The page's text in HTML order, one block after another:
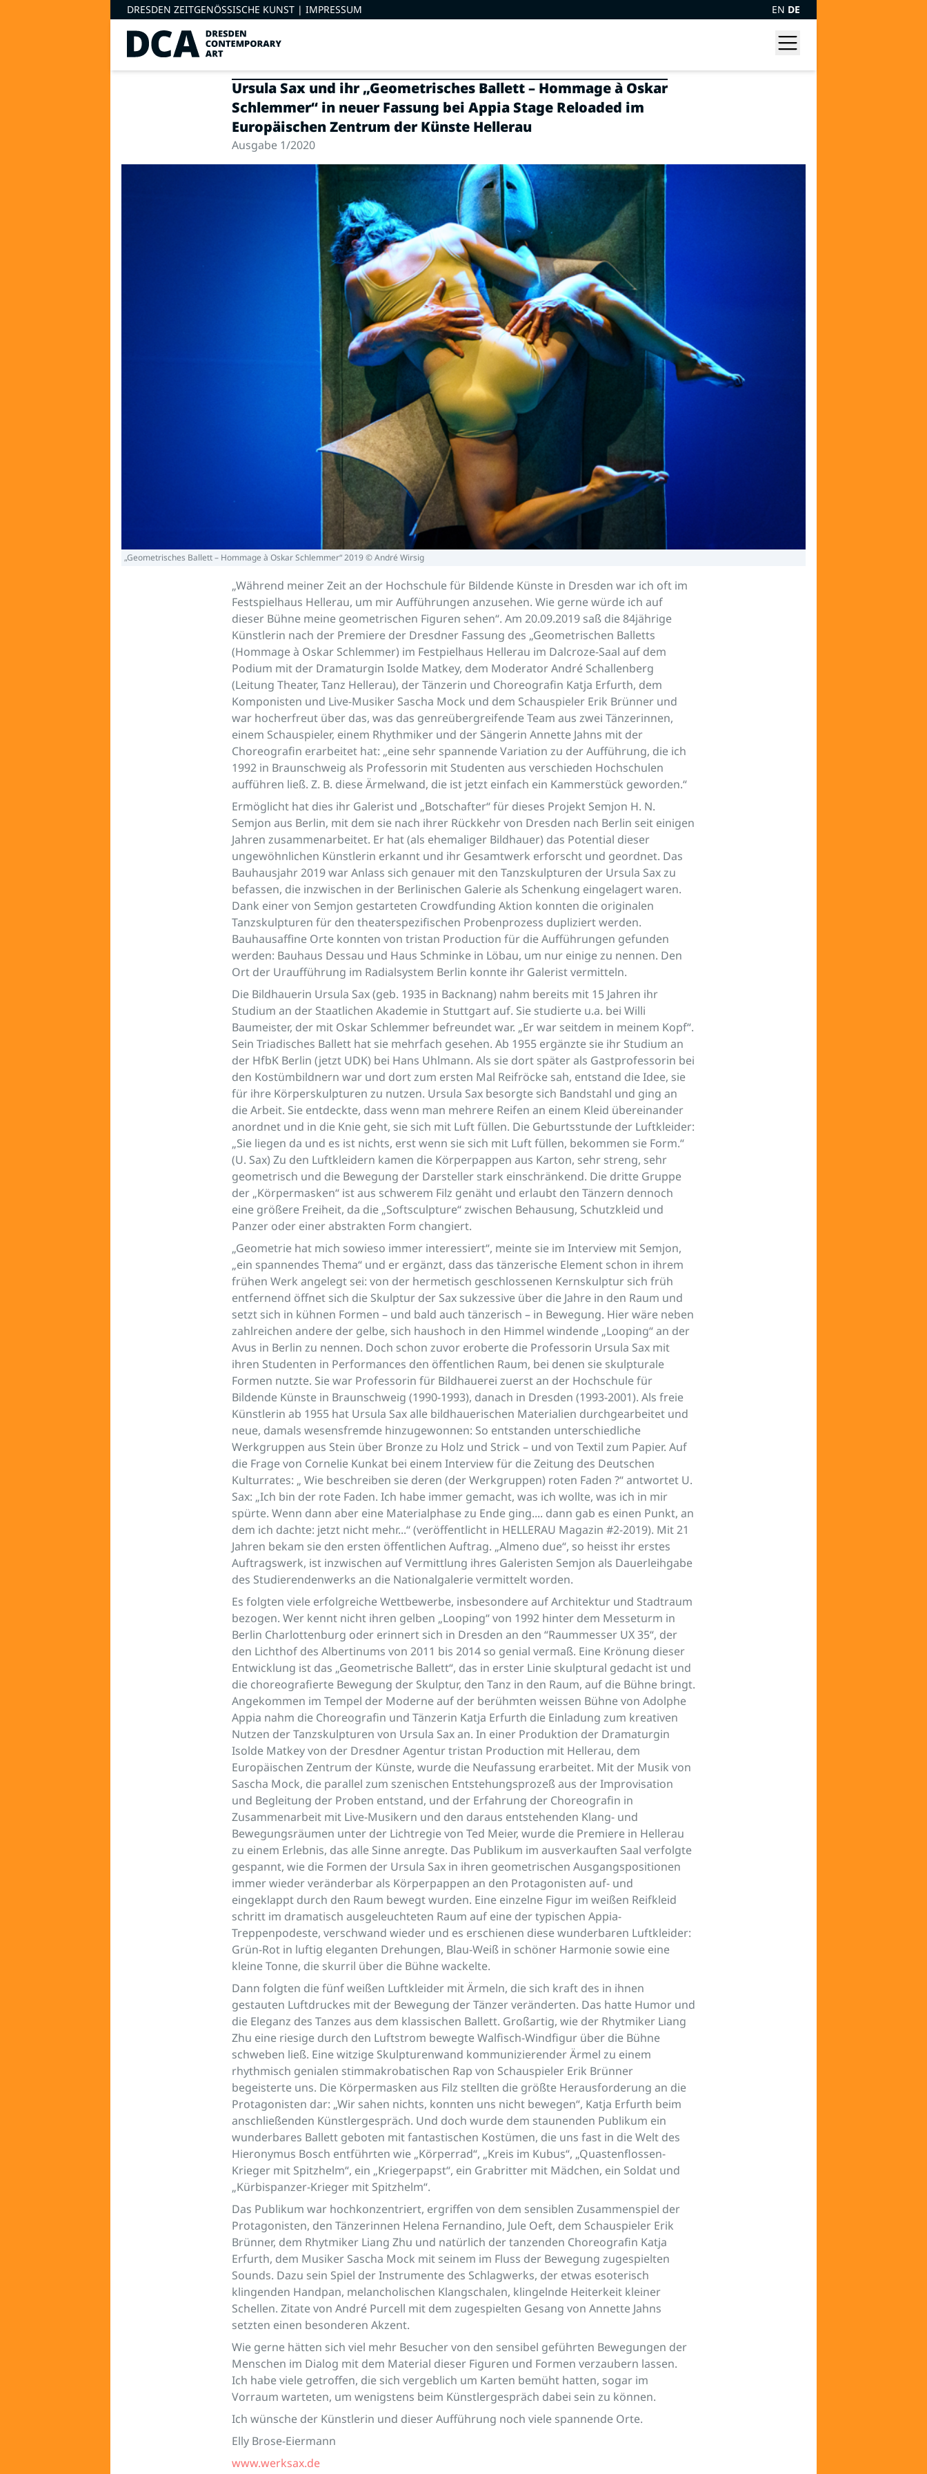
DRESDEN ZEITGENÖSSISCHE KUNST | IMPRESSUM EN DE
Ursula Sax und ihr „Geometrisches Ballett – Hommage à Oskar
Schlemmer“ in neuer Fassung bei Appia Stage Reloaded im
Europäischen Zentrum der Künste Hellerau
Ausgabe 1/2020
„Geometrisches Ballett – Hommage à Oskar Schlemmer“ 2019 © André Wirsig
„Während meiner Zeit an der Hochschule für Bildende Künste in Dresden war ich oft im
Festspielhaus Hellerau, um mir Aufführungen anzusehen. Wie gerne würde ich auf
dieser Bühne meine geometrischen Figuren sehen“. Am 20.09.2019 saß die 84jährige
Künstlerin nach der Premiere der Dresdner Fassung des „Geometrischen Balletts
(Hommage à Oskar Schlemmer) im Festpielhaus Hellerau im Dalcroze-Saal auf dem
Podium mit der Dramaturgin Isolde Matkey, dem Moderator André Schallenberg
(Leitung Theater, Tanz Hellerau), der Tänzerin und Choreografin Katja Erfurth, dem
Komponisten und Live-Musiker Sascha Mock und dem Schauspieler Erik Brünner und
war hocherfreut über das, was das genreübergreifende Team aus zwei Tänzerinnen,
einem Schauspieler, einem Rhythmiker und der Sängerin Annette Jahns mit der
Choreografin erarbeitet hat: „eine sehr spannende Variation zu der Aufführung, die ich
1992 in Braunschweig als Professorin mit Studenten aus verschieden Hochschulen
aufführen ließ. Z. B. diese Ärmelwand, die ist jetzt einfach ein Kammerstück geworden.“
Ermöglicht hat dies ihr Galerist und „Botschafter“ für dieses Projekt Semjon H. N.
Semjon aus Berlin, mit dem sie nach ihrer Rückkehr von Dresden nach Berlin seit einigen
Jahren zusammenarbeitet. Er hat (als ehemaliger Bildhauer) das Potential dieser
ungewöhnlichen Künstlerin erkannt und ihr Gesamtwerk erforscht und geordnet. Das
Bauhausjahr 2019 war Anlass sich genauer mit den Tanzskulpturen der Ursula Sax zu
befassen, die inzwischen in der Berlinischen Galerie als Schenkung eingelagert waren.
Dank einer von Semjon gestarteten Crowdfunding Aktion konnten die originalen
Tanzskulpturen für den theaterspezifischen Probenprozess dupliziert werden.
Bauhausaffine Orte konnten von tristan Production für die Aufführungen gefunden
werden: Bauhaus Dessau und Haus Schminke in Löbau, um nur einige zu nennen. Den
Ort der Uraufführung im Radialsystem Berlin konnte ihr Galerist vermitteln.
Die Bildhauerin Ursula Sax (geb. 1935 in Backnang) nahm bereits mit 15 Jahren ihr
Studium an der Staatlichen Akademie in Stuttgart auf. Sie studierte u.a. bei Willi
Baumeister, der mit Oskar Schlemmer befreundet war. „Er war seitdem in meinem Kopf“.
Sein Triadisches Ballett hat sie mehrfach gesehen. Ab 1955 ergänzte sie ihr Studium an
der HfbK Berlin (jetzt UDK) bei Hans Uhlmann. Als sie dort später als Gastprofessorin bei
den Kostümbildnern war und dort zum ersten Mal Reifröcke sah, entstand die Idee, sie
für ihre Körperskulpturen zu nutzen. Ursula Sax besorgte sich Bandstahl und ging an
die Arbeit. Sie entdeckte, dass wenn man mehrere Reifen an einem Kleid übereinander
anordnet und in die Knie geht, sie sich mit Luft füllen. Die Geburtsstunde der Luftkleider:
„Sie liegen da und es ist nichts, erst wenn sie sich mit Luft füllen, bekommen sie Form.“
(U. Sax) Zu den Luftkleidern kamen die Körperpappen aus Karton, sehr streng, sehr
geometrisch und die Bewegung der Darsteller stark einschränkend. Die dritte Gruppe
der „Körpermasken“ ist aus schwerem Filz genäht und erlaubt den Tänzern dennoch
eine größere Freiheit, da die „Softsculpture“ zwischen Behausung, Schutzkleid und
Panzer oder einer abstrakten Form changiert.
„Geometrie hat mich sowieso immer interessiert“, meinte sie im Interview mit Semjon,
„ein spannendes Thema“ und er ergänzt, dass das tänzerische Element schon in ihrem
frühen Werk angelegt sei: von der hermetisch geschlossenen Kernskulptur sich früh
entfernend öffnet sich die Skulptur der Sax sukzessive über die Jahre in den Raum und
setzt sich in kühnen Formen – und bald auch tänzerisch – in Bewegung. Hier wäre neben
zahlreichen andere der gelbe, sich haushoch in den Himmel windende „Looping“ an der
Avus in Berlin zu nennen. Doch schon zuvor eroberte die Professorin Ursula Sax mit
ihren Studenten in Performances den öffentlichen Raum, bei denen sie skulpturale
Formen nutzte. Sie war Professorin für Bildhauerei zuerst an der Hochschule für
Bildende Künste in Braunschweig (1990-1993), danach in Dresden (1993-2001). Als freie
Künstlerin ab 1955 hat Ursula Sax alle bildhauerischen Materialien durchgearbeitet und
neue, damals wesensfremde hinzugewonnen: So entstanden unterschiedliche
Werkgruppen aus Stein über Bronze zu Holz und Strick – und von Textil zum Papier. Auf
die Frage von Cornelie Kunkat bei einem Interview für die Zeitung des Deutschen
Kulturrates: „ Wie beschreiben sie deren (der Werkgruppen) roten Faden ?“ antwortet U.
Sax: „Ich bin der rote Faden. Ich habe immer gemacht, was ich wollte, was ich in mir
spürte. Wenn dann aber eine Materialphase zu Ende ging.... dann gab es einen Punkt, an
dem ich dachte: jetzt nicht mehr...“ (veröffentlicht in HELLERAU Magazin #2-2019). Mit 21
Jahren bekam sie den ersten öffentlichen Auftrag. „Almeno due“, so heisst ihr erstes
Auftragswerk, ist inzwischen auf Vermittlung ihres Galeristen Semjon als Dauerleihgabe
des Studierendenwerks an die Nationalgalerie vermittelt worden.
Es folgten viele erfolgreiche Wettbewerbe, insbesondere auf Architektur und Stadtraum
bezogen. Wer kennt nicht ihren gelben „Looping“ von 1992 hinter dem Messeturm in
Berlin Charlottenburg oder erinnert sich in Dresden an den “Raummesser UX 35“, der
den Lichthof des Albertinums von 2011 bis 2014 so genial vermaß. Eine Krönung dieser
Entwicklung ist das „Geometrische Ballett“, das in erster Linie skulptural gedacht ist und
die choreografierte Bewegung der Skulptur, den Tanz in den Raum, auf die Bühne bringt.
Angekommen im Tempel der Moderne auf der berühmten weissen Bühne von Adolphe
Appia nahm die Choreografin und Tänzerin Katja Erfurth die Einladung zum kreativen
Nutzen der Tanzskulpturen von Ursula Sax an. In einer Produktion der Dramaturgin
Isolde Matkey von der Dresdner Agentur tristan Production mit Hellerau, dem
Europäischen Zentrum der Künste, wurde die Neufassung erarbeitet. Mit der Musik von
Sascha Mock, die parallel zum szenischen Entstehungsprozeß aus der Improvisation
und Begleitung der Proben entstand, und der Erfahrung der Choreografin in
Zusammenarbeit mit Live-Musikern und den daraus entstehenden Klang- und
Bewegungsräumen unter der Lichtregie von Ted Meier, wurde die Premiere in Hellerau
zu einem Erlebnis, das alle Sinne anregte. Das Publikum im ausverkauften Saal verfolgte
gespannt, wie die Formen der Ursula Sax in ihren geometrischen Ausgangspositionen
immer wieder veränderbar als Körperpappen an den Protagonisten auf- und
eingeklappt durch den Raum bewegt wurden. Eine einzelne Figur im weißen Reifkleid
schritt im dramatisch ausgeleuchteten Raum auf eine der typischen Appia-
Treppenpodeste, verschwand wieder und es erschienen diese wunderbaren Luftkleider:
Grün-Rot in luftig eleganten Drehungen, Blau-Weiß in schöner Harmonie sowie eine
kleine Tonne, die skurril über die Bühne wackelte.
Dann folgten die fünf weißen Luftkleider mit Ärmeln, die sich kraft des in ihnen
gestauten Luftdruckes mit der Bewegung der Tänzer veränderten. Das hatte Humor und
die Eleganz des Tanzes aus dem klassischen Ballett. Großartig, wie der Rhytmiker Liang
Zhu eine riesige durch den Luftstrom bewegte Walfisch-Windfigur über die Bühne
schweben ließ. Eine witzige Skulpturenwand kommunizierender Ärmel zu einem
rhythmisch genialen stimmakrobatischen Rap von Schauspieler Erik Brünner
begeisterte uns. Die Körpermasken aus Filz stellten die größte Herausforderung an die
Protagonisten dar: „Wir sahen nichts, konnten uns nicht bewegen“, Katja Erfurth beim
anschließenden Künstlergespräch. Und doch wurde dem staunenden Publikum ein
wunderbares Ballett geboten mit fantastischen Kostümen, die uns fast in die Welt des
Hieronymus Bosch entführten wie „Körperrad“, „Kreis im Kubus“, „Quastenflossen-
Krieger mit Spitzhelm“, ein „Kriegerpapst“, ein Grabritter mit Mädchen, ein Soldat und
„Kürbispanzer-Krieger mit Spitzhelm“.
Das Publikum war hochkonzentriert, ergriffen von dem sensiblen Zusammenspiel der
Protagonisten, den Tänzerinnen Helena Fernandino, Jule Oeft, dem Schauspieler Erik
Brünner, dem Rhytmiker Liang Zhu und natürlich der tanzenden Choreografin Katja
Erfurth, dem Musiker Sascha Mock mit seinem im Fluss der Bewegung zugespielten
Sounds. Dazu sein Spiel der Instrumente des Schlagwerks, der etwas esoterisch
klingenden Handpan, melancholischen Klangschalen, klingelnde Heiterkeit kleiner
Schellen. Zitate von André Purcell mit dem zugespielten Gesang von Annette Jahns
setzten einen besonderen Akzent.
Wie gerne hätten sich viel mehr Besucher von den sensibel geführten Bewegungen der
Menschen im Dialog mit dem Material dieser Figuren und Formen verzaubern lassen.
Ich habe viele getroffen, die sich vergeblich um Karten bemüht hatten, sogar im
Vorraum warteten, um wenigstens beim Künstlergespräch dabei sein zu können.
Ich wünsche der Künstlerin und dieser Aufführung noch viele spannende Orte.
Elly Brose-Eiermann
www.werksax.de